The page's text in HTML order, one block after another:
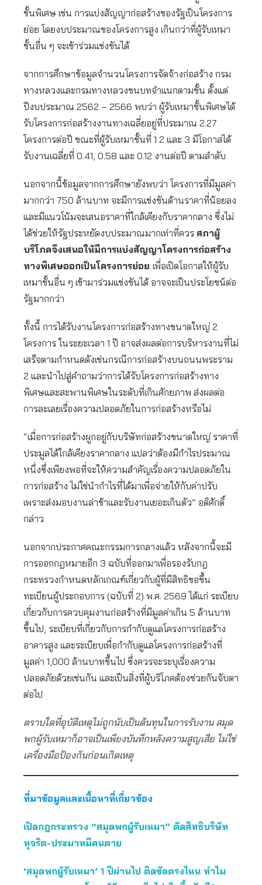
ชั้นพิเศษ เช่น การแบ่งสัญญาก่อสร้างของรัฐเป็นโครงการ
ย่อย โดยงบประมาณของโครงการสูง เกินกว่าที่ผู้รับเหมา
ชั้นอื่น ๆ จะเข้าร่วมแข่งขันได้
จากการศึกษาข้อมูลจำนวนโครงการจัดจ้างก่อสร้าง กรม
ทางหลวงและกรมทางหลวงชนบทจำแนกตามชั้น ตั้งแต่
ปีงบประมาณ 2562 – 2566 พบว่า ผู้รับเหมาชั้นพิเศษได้
รับโครงการก่อสร้างงานทางเฉลี่ยอยู่ที่ประมาณ 2.27
โครงการต่อปี ขณะที่ผู้รับเหมาชั้นที่ 1 2 และ 3 มีโอกาสได้
รับงานเฉลี่ยที่ 0.41, 0.58 และ 0.12 งานต่อปี ตามลำดับ
นอกจากนี้ข้อมูลจากการศึกษายังพบว่า โครงการที่มีมูลค่า
มากกว่า 750 ล้านบาท จะมีการแข่งขันด้านราคาที่น้อยลง
และมีแนวโน้มจะเสนอราคาที่ใกล้เคียงกับราคากลาง ซึ่งไม่
ได้ช่วยให้รัฐประหยัดงบประมาณมากเท่าที่ควร สภาผู้
บริโภคจึงเสนอให้มีการแบ่งสัญญาโครงการก่อสร้าง
ทางพิเศษออกเป็นโครงการย่อย เพื่อเปิดโอกาสให้ผู้รับ
เหมาชั้นอื่น ๆ เข้ามาร่วมแข่งขันได้ อาจจะเป็นประโยชน์ต่อ
รัฐมากกว่า
ทั้งนี้ การได้รับงานโครงการก่อสร้างทางขนาดใหญ่ 2
โครงการ ในระยะเวลา 1 ปี อาจส่งผลต่อการบริหารงานที่ไม่
เสร็จตามกำหนดดังเช่นกรณีการก่อสร้างบนถนนพระราม
2 และนำไปสู่คำถามว่าการได้รับโครงการก่อสร้างทาง
พิเศษและสะพานพิเศษในระดับที่เกินศักยภาพ ส่งผลต่อ
การละเลยเรื่องความปลอดภัยในการก่อสร้างหรือไม่
“เมื่อการก่อสร้างผูกอยู่กับบริษัทก่อสร้างขนาดใหญ่ ราคาที่
ประมูลได้ใกล้เคียงราคากลาง แปลว่าต้องมีกำไรประมาณ
หนึ่งซึ่งเพียงพอที่จะให้ความสำคัญเรื่องความปลอดภัยใน
การก่อสร้าง ไม่ใช่นำกำไรที่ได้มาเพื่อจ่ายให้กับค่าปรับ
เพราะส่งมอบงานล่าช้าและรับงานเยอะเกินตัว” อดิศักดิ์
กล่าว
นอกจากประกาศคณะกรรมการกลางแล้ว หลังจากนี้จะมี
การออกกฎหมายอีก 3 ฉบับที่ออกมาเพื่อรองรับกฎ
กระทรวงกำหนดหลักเกณฑ์เกี่ยวกับผู้ที่มีสิทธิขอขึ้น
ทะเบียนผู้ประกอบการ (ฉบับที่ 2) พ.ศ. 2569 ได้แก่ ระเบียบ
เกี่ยวกับการควบคุมงานก่อสร้างที่มีมูลค่าเกิน 5 ล้านบาท
ขึ้นไป, ระเบียบที่เกี่ยวกับการกำกับดูแลโครงการก่อสร้าง
อาคารสูง และระเบียบเพื่อกำกับดูแลโครงการก่อสร้างที่
มูลค่า 1,000 ล้านบาทขึ้นไป ซึ่งควรจะระบุเรื่องความ
ปลอดภัยด้วยเช่นกัน และเป็นสิ่งที่ผู้บริโภคต้องช่วยกันจับตา
ต่อไป
ตราบใดที่อุบัติเหตุไม่ถูกนับเป็นต้นทุนในการรับงาน สมุด
พกผู้รับเหมาก็อาจเป็นเพียงบันทึกหลังความสูญเสีย ไม่ใช่
เครื่องมือป้องกันก่อนเกิดเหตุ
ที่มาข้อมูลและเนื้อหาที่เกี่ยวข้อง
เปิดกฎกระทรวง “สมุดพกผู้รับเหมา” ตัดสิทธิบริษัท
ทุจริต-ประมาทมีคนตาย
‘สมุดพกผู้รับเหมา’ 1 ปีผ่านไป ติดขัดตรงไหน ทำไม